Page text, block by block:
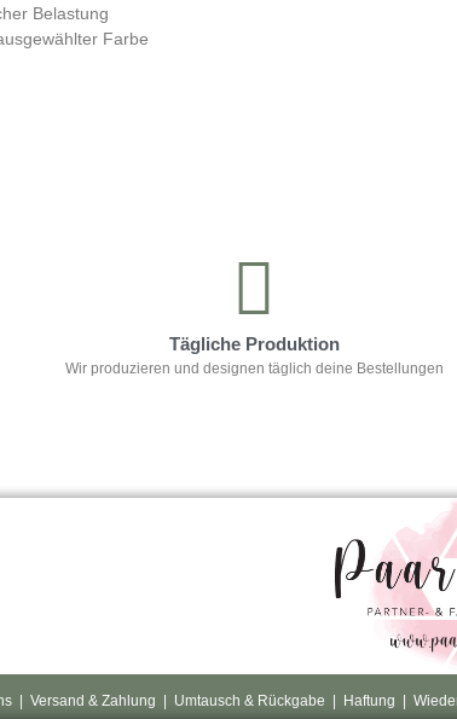
Belastung
Farbe
Tägliche Produktion
Wir produzieren und designen täglich deine Bestellungen
| Versand & Zahlung Umtausch & Rückgabe Haftung